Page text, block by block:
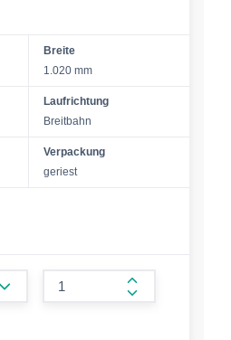
Breite
1.020 mm
Laufrichtung
Breitbahn
Verpackung
geriest
form.increase-